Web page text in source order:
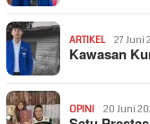
ARTIKEL 27 Juni
Kawasan
OPINI 20 Juni